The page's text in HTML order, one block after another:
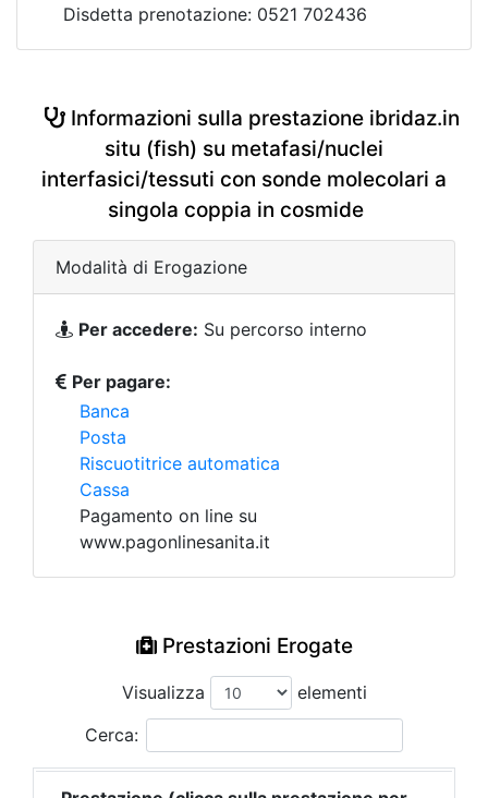
Disdetta prenotazione: 0521 702436
Informazioni sulla prestazione ibridaz.in
situ (fish) su metafasi/nuclei
interfasici/tessuti con sonde molecolari a
singola coppia in cosmide
Modalità di Erogazione
Per accedere: Su percorso interno
Per pagare:
Banca
Posta
Riscuotitrice automatica
Cassa
Pagamento on line su
www.pagonlinesanita.it
Prestazioni Erogate
Visualizza
elementi
Cerca: